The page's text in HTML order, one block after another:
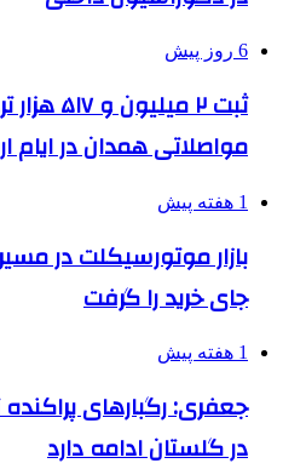
6 روز پیش
ثبت ۲
مواصلاتی همدان در ایام
1 هفته پیش
بازار موتورسیکلت در
جای خرید را گرفت
1 هفته پیش
جعفری: رگبارهای
در گلستان ادامه دارد